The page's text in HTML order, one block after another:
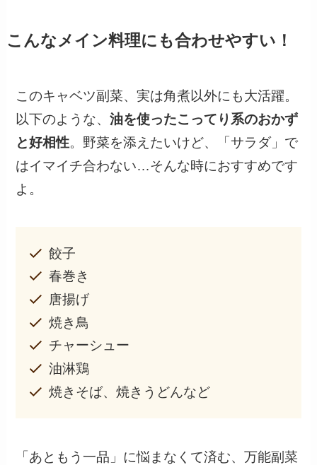
こんなメイン料理にも合わせやすい！
このキャベツ副菜、実は角煮以外にも大活躍。
以下のような、油を使ったこってり系のおかず
と好相性。野菜を添えたいけど、「サラダ」で
はイマイチ合わない…そんな時におすすめです
よ。
餃子
春巻き
唐揚げ
焼き鳥
チャーシュー
油淋鶏
焼きそば、焼きうどんなど
「あともう一品」に悩まなくて済む、万能副菜